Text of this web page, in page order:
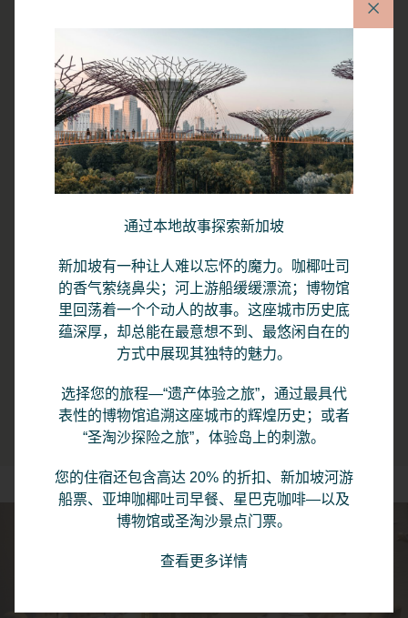
高级客房 | 大床
1 x 大床
Sleeps 1-2
View room
BOOK ROOM
Previous
1/4
通过本地故事探索新加坡
新加坡有一种让人难以忘怀的魔力。咖椰吐司
的香气萦绕鼻尖；河上游船缓缓漂流；博物馆
里回荡着一个个动人的故事。这座城市历史底
蕴深厚，却总能在最意想不到、最悠闲自在的
方式中展现其独特的魅力。
选择您的旅程—“遗产体验之旅”，通过最具代
表性的博物馆追溯这座城市的辉煌历史；或者
“圣淘沙探险之旅”，体验岛上的刺激。
您的住宿还包含高达 20% 的折扣、新加坡河游
船票、亚坤咖椰吐司早餐、星巴克咖啡—以及
博物馆或圣淘沙景点门票。
查看更多详情